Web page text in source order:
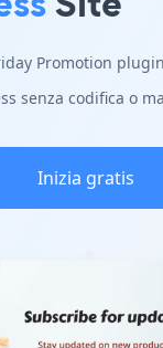
Promotion
senza codifica o
Inizia gratis